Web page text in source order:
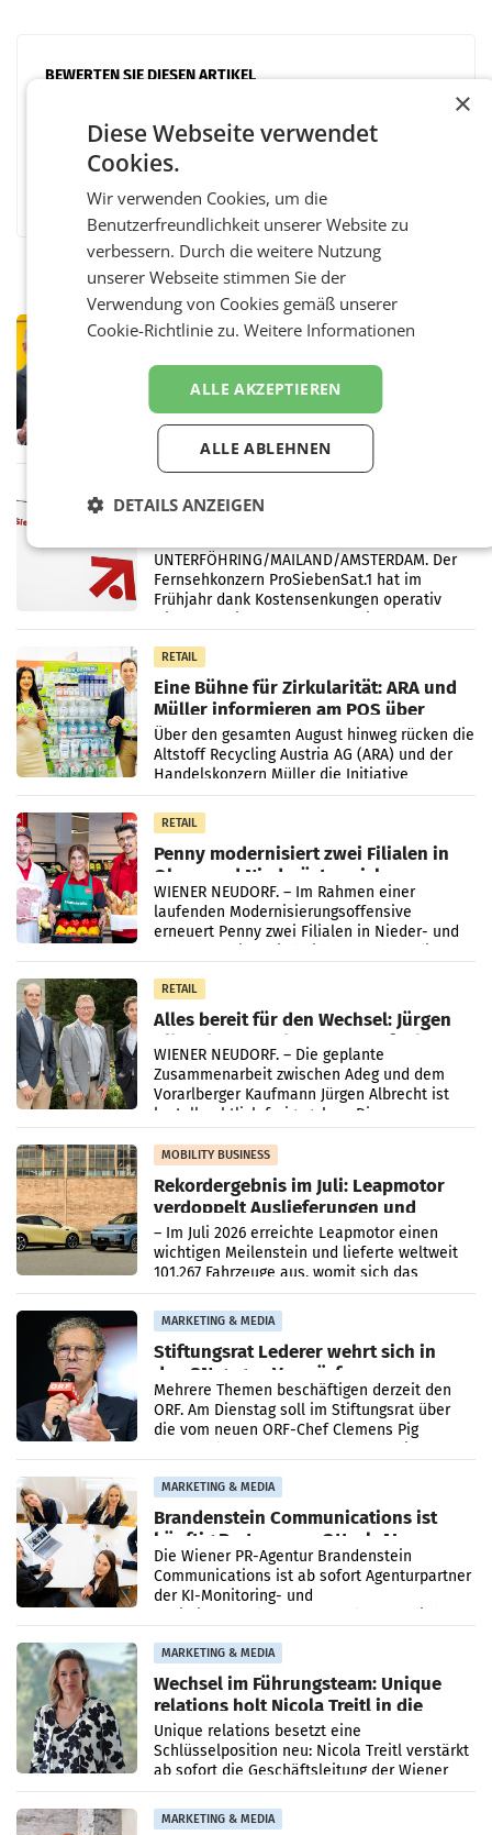
BEWERTEN SIE DIESEN ARTIKEL
PRIMENEWS
ersten Halbjahr trotz schwachem
Briefgeschäft
WIEN Die Österreichische Post AG hat im
ersten Halbjahr 2026 einen Konzernumsatz
von 1.544,0 Mio. EUR erwirtschaftet, was
einem Plus von 3,8 Prozent gegenüber dem
überraschend viel Gewinn
UNTERFÖHRING/MAILAND/AMSTERDAM. Der
Fernsehkonzern ProSiebenSat.1 hat im
Frühjahr dank Kostensenkungen operativ
RETAIL
Eine Bühne für Zirkularität: ARA und
Müller informieren am POS über
Kreislauffähigkeit
Über den gesamten August hinweg rücken die
Altstoff Recycling Austria AG (ARA) und der
Handelskonzern Müller die Initiative
„Kreislauf-Helden“ in allen österreichischen
Müller-Filialen
RETAIL
Penny modernisiert zwei Filialen in
Ober- und Niederösterreich
WIENER NEUDORF. – Im Rahmen einer
laufenden Modernisierungsoffensive
erneuert Penny zwei Filialen in Nieder- und
RETAIL
Alles bereit für den Wechsel: Jürgen
Albrecht setzt ab 1.1.2027 auf Adeg
WIENER NEUDORF. – Die geplante
Zusammenarbeit zwischen Adeg und dem
Vorarlberger Kaufmann Jürgen Albrecht ist
kartellrechtlich freigegeben: Die
Bundeswettbewerbsbehörde und der
Bundeskartellanwalt
MOBILITY BUSINESS
Rekordergebnis im Juli: Leapmotor
verdoppelt Auslieferungen und
überschreitet die 100.000er-Marke
– Im Juli 2026 erreichte Leapmotor einen
wichtigen Meilenstein und lieferte weltweit
101.267 Fahrzeuge aus, womit sich das
Ergebnis gegenüber Juli 2025 mehr als
verdoppelte (+102
MARKETING & MEDIA
Stiftungsrat Lederer wehrt sich in
den SN gegen Vorwürfe
Mehrere Themen beschäftigen derzeit den
ORF. Am Dienstag soll im Stiftungsrat über
die vom neuen ORF-Chef Clemens Pig
MARKETING & MEDIA
Brandenstein Communications ist
künftig Partner von OtterlyAI
Die Wiener PR-Agentur Brandenstein
Communications ist ab sofort Agenturpartner
der KI-Monitoring- und
MARKETING & MEDIA
Wechsel im Führungsteam: Unique
relations holt Nicola Treitl in die
Geschäftsleitung
Unique relations besetzt eine
Schlüsselposition neu: Nicola Treitl verstärkt
ab sofort die Geschäftsleitung der Wiener
PR-Agentur an der Seite von Josef Kalina und
Anna Kalina-Mahr.
MARKETING & MEDIA
×
Diese Webseite verwendet
Cookies.
Wir verwenden Cookies, um die
Benutzerfreundlichkeit unserer Website zu
verbessern. Durch die weitere Nutzung
unserer Webseite stimmen Sie der
Verwendung von Cookies gemäß unserer
Cookie-Richtlinie zu. Weitere Informationen
ALLE AKZEPTIEREN
ALLE ABLEHNEN
DETAILS ANZEIGEN